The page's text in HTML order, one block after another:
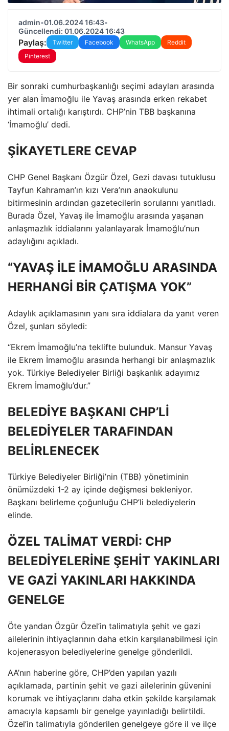
admin•01.06.2024 16:43•
Güncellendi: 01.06.2024 16:43
Paylaş: Twitter Facebook WhatsApp
Reddit
Pinterest
Bir sonraki cumhurbaşkanlığı seçimi adayları arasında
yer alan İmamoğlu ile Yavaş arasında erken rekabet
ihtimali ortalığı karıştırdı. CHP’nin TBB başkanına
‘İmamoğlu’ dedi.
ŞİKAYETLERE CEVAP
CHP Genel Başkanı Özgür Özel, Gezi davası tutuklusu
Tayfun Kahraman’ın kızı Vera’nın anaokulunu
bitirmesinin ardından gazetecilerin sorularını yanıtladı.
Burada Özel, Yavaş ile İmamoğlu arasında yaşanan
anlaşmazlık iddialarını yalanlayarak İmamoğlu’nun
adaylığını açıkladı.
“YAVAŞ İLE İMAMOĞLU ARASINDA
HERHANGİ BİR ÇATIŞMA YOK”
Adaylık açıklamasının yanı sıra iddialara da yanıt veren
Özel, şunları söyledi:
“Ekrem İmamoğlu’na teklifte bulunduk. Mansur Yavaş
ile Ekrem İmamoğlu arasında herhangi bir anlaşmazlık
yok. Türkiye Belediyeler Birliği başkanlık adayımız
Ekrem İmamoğlu’dur.”
BELEDİYE BAŞKANI CHP’Lİ
BELEDİYELER TARAFINDAN
BELİRLENECEK
Türkiye Belediyeler Birliği’nin (TBB) yönetiminin
önümüzdeki 1-2 ay içinde değişmesi bekleniyor.
Başkanı belirleme çoğunluğu CHP’li belediyelerin
elinde.
ÖZEL TALİMAT VERDİ: CHP
BELEDİYELERİNE ŞEHİT YAKINLARI
VE GAZİ YAKINLARI HAKKINDA
GENELGE
Öte yandan Özgür Özel’in talimatıyla şehit ve gazi
ailelerinin ihtiyaçlarının daha etkin karşılanabilmesi için
kojenerasyon belediyelerine genelge gönderildi.
AA’nın haberine göre, CHP’den yapılan yazılı
açıklamada, partinin şehit ve gazi ailelerinin güvenini
korumak ve ihtiyaçlarını daha etkin şekilde karşılamak
amacıyla kapsamlı bir genelge yayınladığı belirtildi.
Özel’in talimatıyla gönderilen genelgeye göre il ve ilçe